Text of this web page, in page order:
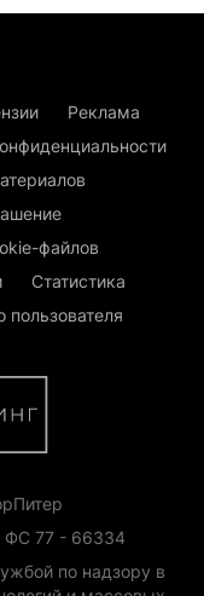
Реклама
файлов
Статистика
пользователя
ФС 77 - 66334
по надзору в